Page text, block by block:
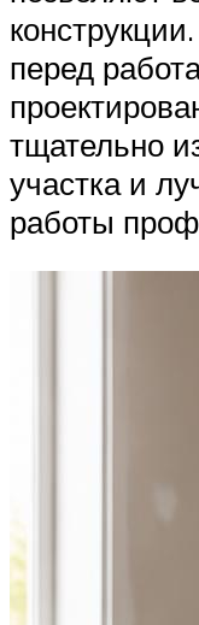
перед
тщательно
участка и
работы